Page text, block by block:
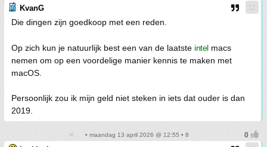
KvanG
Die dingen zijn goedkoop met een reden.
Op zich kun je natuurlijk best een van de laatste intelmacs
nemen om op een voordelige manier kennis te maken met
macOS.
Persoonlijk zou ik mijn geld niet steken in iets dat ouder is dan
2019.
• maandag 13 april 2026 @ 12:55 • 8